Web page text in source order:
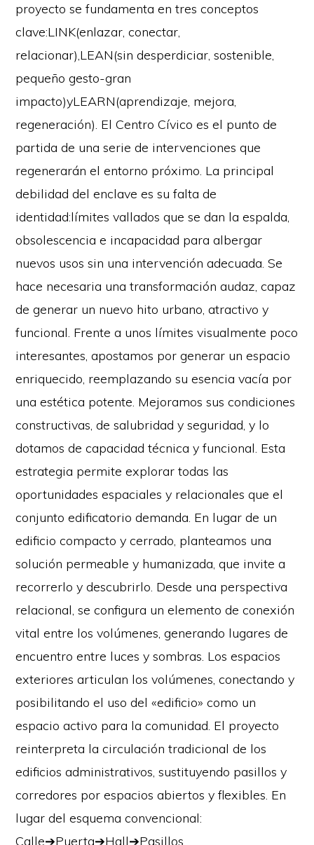
proyecto se fundamenta en tres conceptos
clave:LINK(enlazar, conectar,
relacionar),LEAN(sin desperdiciar, sostenible,
pequeño gesto-gran
impacto)yLEARN(aprendizaje, mejora,
regeneración). El Centro Cívico es el punto de
partida de una serie de intervenciones que
regenerarán el entorno próximo. La principal
debilidad del enclave es su falta de
identidad:límites vallados que se dan la espalda,
obsolescencia e incapacidad para albergar
nuevos usos sin una intervención adecuada. Se
hace necesaria una transformación audaz, capaz
de generar un nuevo hito urbano, atractivo y
funcional. Frente a unos límites visualmente poco
interesantes, apostamos por generar un espacio
enriquecido, reemplazando su esencia vacía por
una estética potente. Mejoramos sus condiciones
constructivas, de salubridad y seguridad, y lo
dotamos de capacidad técnica y funcional. Esta
estrategia permite explorar todas las
oportunidades espaciales y relacionales que el
conjunto edificatorio demanda. En lugar de un
edificio compacto y cerrado, planteamos una
solución permeable y humanizada, que invite a
recorrerlo y descubrirlo. Desde una perspectiva
relacional, se configura un elemento de conexión
vital entre los volúmenes, generando lugares de
encuentro entre luces y sombras. Los espacios
exteriores articulan los volúmenes, conectando y
posibilitando el uso del «edificio» como un
espacio activo para la comunidad. El proyecto
reinterpreta la circulación tradicional de los
edificios administrativos, sustituyendo pasillos y
corredores por espacios abiertos y flexibles. En
lugar del esquema convencional:
Calle➔Puerta➔Hall➔Pasillos